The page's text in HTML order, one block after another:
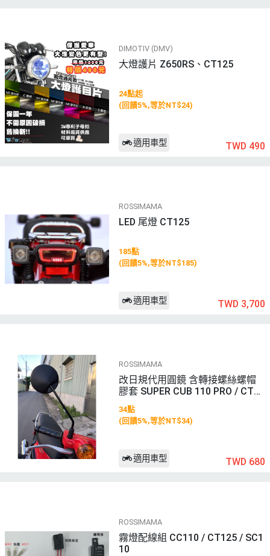
DIMOTIV (DMV)
大燈護片 Z650RS、CT125
24點起
(回饋5%,等於NT$24)
適用車型 TWD 490
ROSSIMAMA
LED 尾燈 CT125
185點
(回饋5%,等於NT$185)
適用車型 TWD 3,700
ROSSIMAMA
改日規代用圓鏡 含轉接螺絲螺帽
膠套 SUPER CUB 110 PRO / CT12
5 / WOWOW
34點
(回饋5%,等於NT$34)
適用車型 TWD 680
ROSSIMAMA
霧燈配線組 CC110 / CT125 / SC1
10